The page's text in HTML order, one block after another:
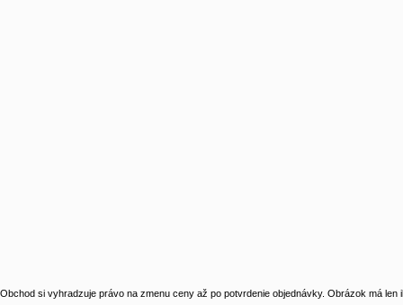
Obchod si vyhradzuje právo na zmenu ceny až po potvrdenie objednávky. Obrázok má len